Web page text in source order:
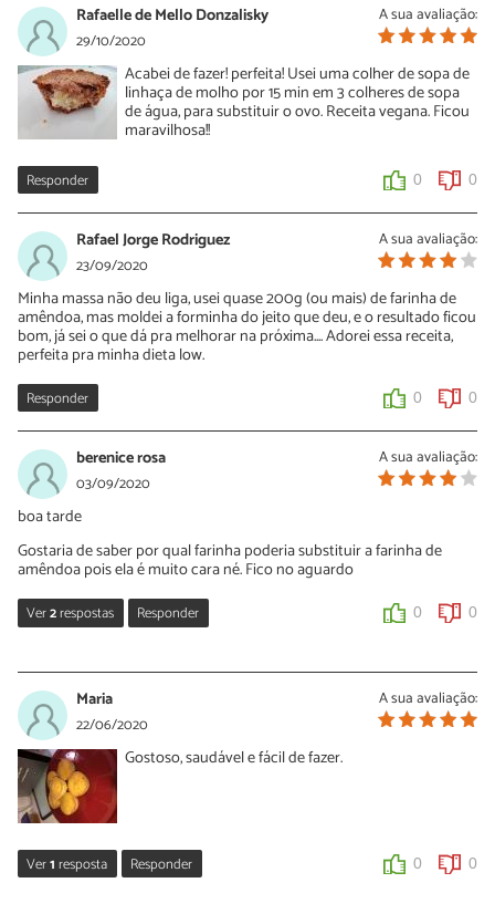
A sua avaliação:
Rafaelle de Mello Donzalisky
29/10/2020
Acabei de fazer! perfeita! Usei uma colher de sopa de
linhaça de molho por 15 min em 3 colheres de sopa
de água, para substituir o ovo. Receita vegana. Ficou
maravilhosa!!
Responder 0 0
A sua avaliação:
Rafael Jorge Rodriguez
23/09/2020
Minha massa não deu liga, usei quase 200g (ou mais) de farinha de
amêndoa, mas moldei a forminha do jeito que deu, e o resultado ficou
bom, já sei o que dá pra melhorar na próxima.... Adorei essa receita,
perfeita pra minha dieta low.
Responder 0 0
A sua avaliação:
berenice rosa
03/09/2020
boa tarde
Gostaria de saber por qual farinha poderia substituir a farinha de
amêndoa pois ela é muito cara né. Fico no aguardo
Ver2respostas Responder 0 0
07/09/2020
Oi Berenice, não encontramos nenhum substituto equivalente da
farinha de amêndoa para usar nesta receita porque ela tem
propriedades muito características.
Kelli
A sua avaliação:
Maria
22/06/2020
Gostoso, saudável e fácil de fazer.
Ver1resposta Responder 0 0